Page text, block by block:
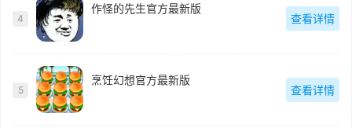
4
作怪的先生官方最新版
查看详情
5
烹饪幻想官方最新版
查看详情